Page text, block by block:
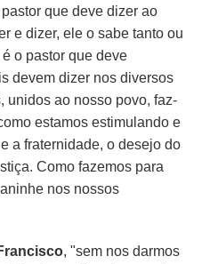
que deve dizer ao
e dizer, ele o sabe tanto ou
o pastor que deve
devem dizer nos diversos
unidos ao nosso povo, faz-
estamos estimulando e
a fraternidade, o desejo do
Como fazemos para
nos nossos
, "sem nos darmos